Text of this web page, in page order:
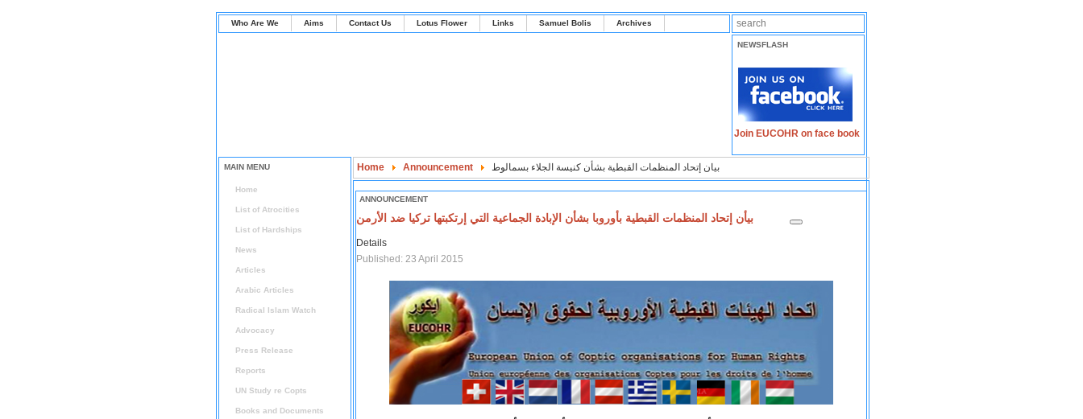
Who Are We Aims Contact Us Lotus Flower Links Samuel Bolis Archives
NEWSFLASH
Join EUCOHR on face book
MAIN MENU
Home
List of Atrocities
List of Hardships
News
Articles
Arabic Articles
Radical Islam Watch
Advocacy
Press Release
Reports
UN Study re Copts
Books and Documents
Home Announcement بيان إتحاد المنظمات القبطية بشأن كنيسة الجلاء بسمالوط
ANNOUNCEMENT
بيأن إتحاد المنظمات القبطية بأوروبا بشأن الإبادة الجماعية التي إرتكبتها تركيا ضد الأرمن
Details
Published: 23 April 2015